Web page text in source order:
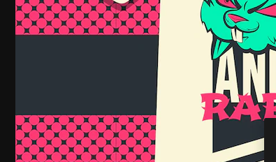
ー
Copyright © 2010-2026